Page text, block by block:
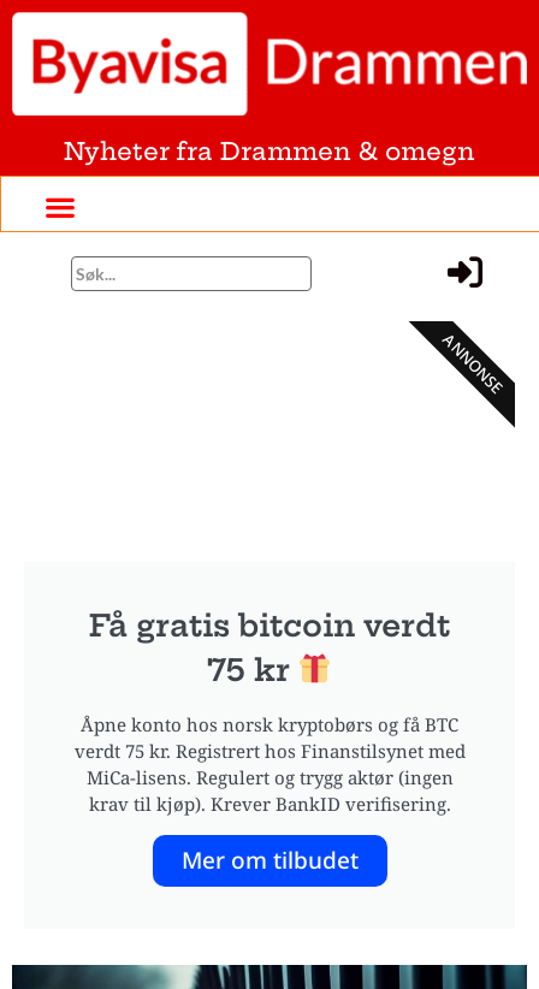
Nyheter fra Drammen & omegn
Få gratis bitcoin verdt
75 kr
Åpne konto hos norsk kryptobørs og få BTC
verdt 75 kr. Registrert hos Finanstilsynet med
MiCa-lisens. Regulert og trygg aktør (ingen
krav til kjøp). Krever BankID verifisering.
Mer om tilbudet
ANNONSE